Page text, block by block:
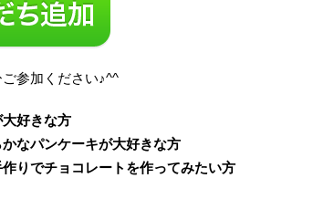
参加ください♪^^
大好きな方
かなパンケーキが大好きな方
作りでチョコレートを作ってみたい方